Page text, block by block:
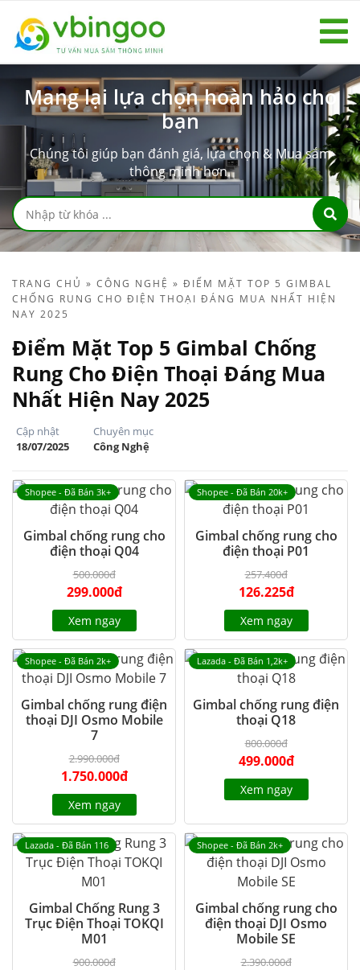
Mang lại lựa chọn hoàn hảo cho
bạn
Chúng tôi giúp bạn đánh giá, lựa chọn & Mua sắm
thông minh hơn.
TRANG CHỦ » CÔNG NGHỆ » ĐIỂM MẶT TOP 5 GIMBAL
CHỐNG RUNG CHO ĐIỆN THOẠI ĐÁNG MUA NHẤT HIỆN
NAY 2025
Điểm Mặt Top 5 Gimbal Chống
Rung Cho Điện Thoại Đáng Mua
Nhất Hiện Nay 2025
Cập nhật
18/07/2025
Chuyên mục
Công Nghệ
Gimbal chống rung cho
điện thoại Q04
500.000đ
299.000đ
Shopee - Đã Bán 3k+
Xem ngay
Gimbal chống rung cho
điện thoại P01
257.400đ
126.225đ
Shopee - Đã Bán 20k+
Xem ngay
Gimbal chống rung điện
thoại DJI Osmo Mobile
7
2.990.000đ
1.750.000đ
Shopee - Đã Bán 2k+
Xem ngay
Gimbal chống rung điện
thoại Q18
800.000đ
499.000đ
Lazada - Đã Bán 1,2k+
Xem ngay
Gimbal Chống Rung 3
Trục Điện Thoại TOKQI
M01
900.000đ
Lazada - Đã Bán 116
Gimbal chống rung cho
điện thoại DJI Osmo
Mobile SE
2.390.000đ
Shopee - Đã Bán 2k+